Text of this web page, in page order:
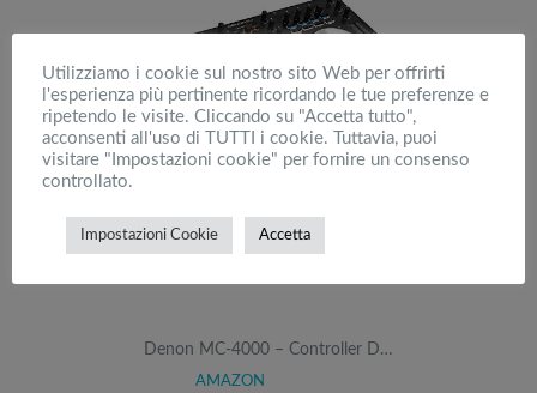
Denon MC-4000 – Controller D…
AMAZON
Utilizziamo i cookie sul nostro sito Web per offrirti
l'esperienza più pertinente ricordando le tue preferenze e
ripetendo le visite. Cliccando su "Accetta tutto",
acconsenti all'uso di TUTTI i cookie. Tuttavia, puoi
visitare "Impostazioni cookie" per fornire un consenso
controllato.
Impostazioni Cookie Accetta